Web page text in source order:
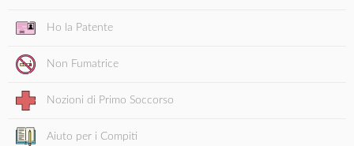
Ho la Patente
Non Fumatrice
Nozioni di Primo Soccorso
Aiuto per i Compiti